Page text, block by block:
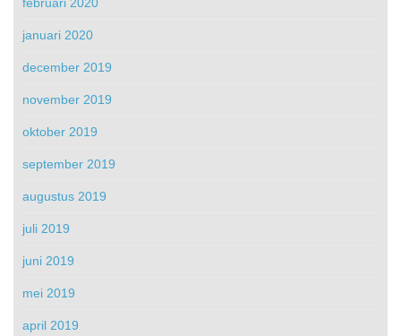
januari 2020
december 2019
november 2019
oktober 2019
september 2019
augustus 2019
juli 2019
juni 2019
mei 2019
april 2019